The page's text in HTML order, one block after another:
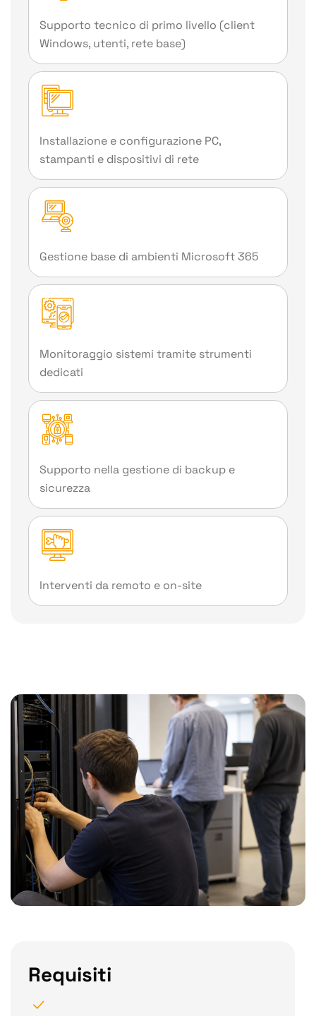
Supporto tecnico di primo livello (client
Windows, utenti, rete base)
Installazione e configurazione PC,
stampanti e dispositivi di rete
Gestione base di ambienti Microsoft 365
Monitoraggio sistemi tramite strumenti
dedicati
Supporto nella gestione di backup e
sicurezza
Interventi da remoto e on-site
Requisiti